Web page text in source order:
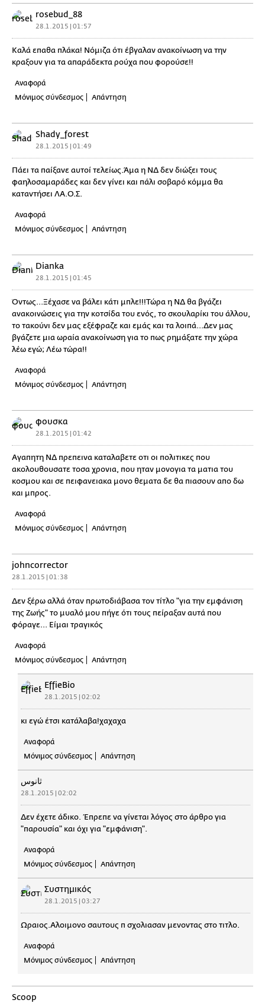
rosebud_88
28.1.2015 | 01:57
Καλά επαθα πλάκα! Νόμιζα ότι έβγαλαν ανακοίνωση να την
κραξουν για τα απαράδεκτα ρούχα που φορούσε!!
Αναφορά
Μόνιμος σύνδεσμος
Απάντηση
Shady_forest
28.1.2015 | 01:49
Πάει τα παίξανε αυτοί τελείως.Άμα η ΝΔ δεν διώξει τους
φαηλοσαμαράδες και δεν γίνει και πάλι σοβαρό κόμμα θα
καταντήσει ΛΑ.Ο.Σ.
Αναφορά
Μόνιμος σύνδεσμος
Απάντηση
Dianka
28.1.2015 | 01:45
Όντως...Ξέχασε να βάλει κάτι μπλε!!!Τώρα η ΝΔ θα βγάζει
ανακοινώσεις για την κοτσίδα του ενός, το σκουλαρίκι του άλλου,
το τακούνι δεν μας εξέφραζε και εμάς και τα λοιπά...Δεν μας
βγάζετε μια ωραία ανακοίνωση για το πως ρημάξατε την χώρα
λέω εγώ; Λέω τώρα!!
Αναφορά
Μόνιμος σύνδεσμος
Απάντηση
φουσκα
28.1.2015 | 01:42
Αγαπητη ΝΔ πρεπεινα καταλαβετε οτι οι πολιτικες που
ακολουθουσατε τοσα χρονια, που ηταν μονογια τα ματια του
κοσμου και σε πειφανειακα μονο θεματα δε θα πιασουν απο δω
και μπρος.
Αναφορά
Μόνιμος σύνδεσμος
Απάντηση
johncorrector
28.1.2015 | 01:38
Δεν ξέρω αλλά όταν πρωτοδιάβασα τον τίτλο "για την εμφάνιση
της Ζωής" το μυαλό μου πήγε ότι τους πείραξαν αυτά που
φόραγε... Είμαι τραγικός
Αναφορά
Μόνιμος σύνδεσμος
Απάντηση
EffieBio
28.1.2015 | 02:02
κι εγώ έτσι κατάλαβα!χαχαχα
Αναφορά
Μόνιμος σύνδεσμος
Απάντηση
ثانوس
28.1.2015 | 02:02
Δεν έχετε άδικο. Έπρεπε να γίνεται λόγος στο άρθρο για
"παρουσία" και όχι για "εμφάνιση".
Αναφορά
Μόνιμος σύνδεσμος
Απάντηση
Συστημικός
28.1.2015 | 03:27
Ωραιος.Αλοιμονο σαυτους π σχολιασαν μενοντας στο τιτλο.
Αναφορά
Μόνιμος σύνδεσμος
Απάντηση
Scoop